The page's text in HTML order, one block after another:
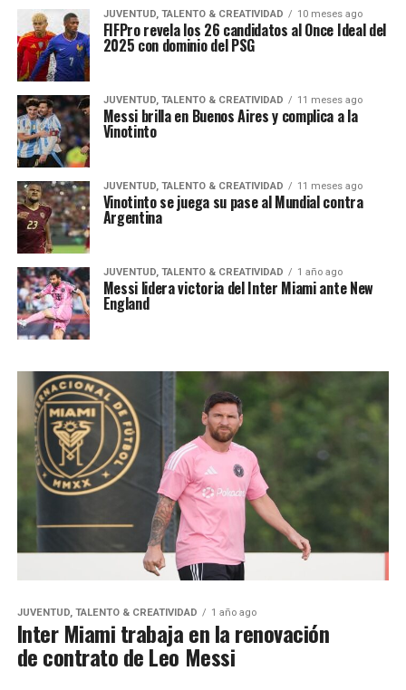
JUVENTUD, TALENTO & CREATIVIDAD 10 meses ago
FIFPro revela los 26 candidatos al Once Ideal del
2025 con dominio del PSG
JUVENTUD, TALENTO & CREATIVIDAD 11 meses ago
Messi brilla en Buenos Aires y complica a la
Vinotinto
JUVENTUD, TALENTO & CREATIVIDAD 11 meses ago
Vinotinto se juega su pase al Mundial contra
Argentina
JUVENTUD, TALENTO & CREATIVIDAD 1 año ago
Messi lidera victoria del Inter Miami ante New
England
JUVENTUD, TALENTO & CREATIVIDAD 1 año ago
Inter Miami trabaja en la renovación
de contrato de Leo Messi